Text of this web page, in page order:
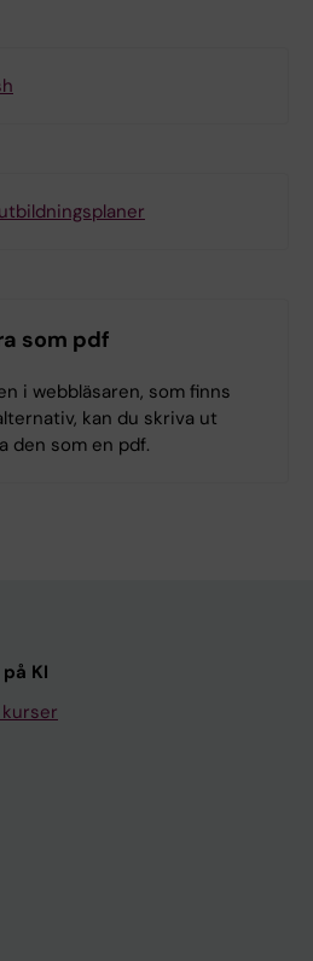
som pdf
i webbläsaren, som finns
kan du skriva ut
den som en pdf.
KI